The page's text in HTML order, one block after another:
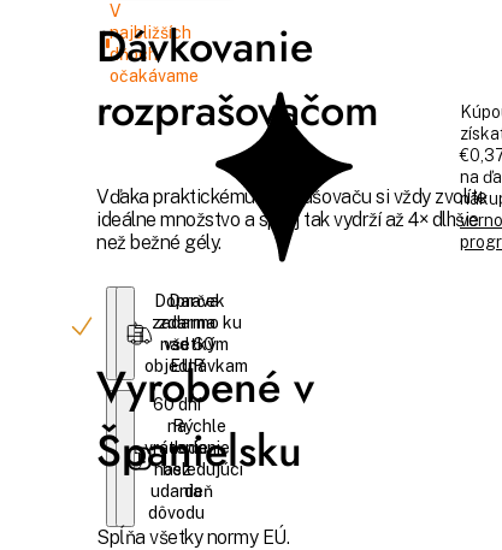
V
najbližších
dňoch
očakávame
na
Darček
zadarmo ku
všetkým
objednávkam
Doprava
zdarma
nad 60
EUR
60 dní
na
vrátenie
bez
udania
dôvodu
Rýchle
dodanie
nasledujúci
deň
Dávkovanie
rozprašovačom
Vďaka praktickému rozprašovaču si vždy zvolíte
ideálne množstvo a sprej tak vydrží až 4× dlhšie
než bežné gély.
Vyrobené v
Španielsku
Spĺňa všetky normy EÚ.